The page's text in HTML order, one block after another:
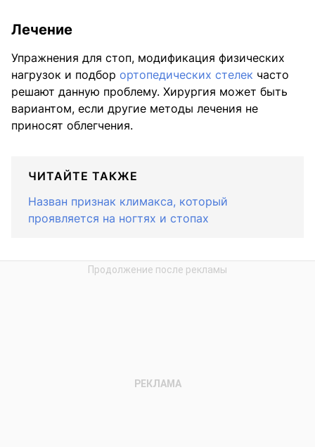
Лечение
Упражнения для стоп, модификация физических
нагрузок и подбор ортопедических стелек часто
решают данную проблему. Хирургия может быть
вариантом, если другие методы лечения не
приносят облегчения.
ЧИТАЙТЕ ТАКЖЕ
Назван признак климакса, который
проявляется на ногтях и стопах